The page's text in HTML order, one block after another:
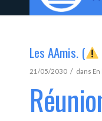
Les AAmis. (
21/05/2030 / dans